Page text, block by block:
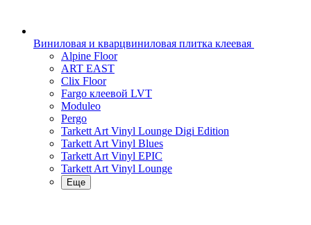
Виниловая и кварцвиниловая плитка клеевая
Alpine Floor
ART EAST
Clix Floor
Fargo клеевой LVT
Moduleo
Pergo
Tarkett Art Vinyl Lounge Digi Edition
Tarkett Art Vinyl Blues
Tarkett Art Vinyl EPIC
Tarkett Art Vinyl Lounge
Еще